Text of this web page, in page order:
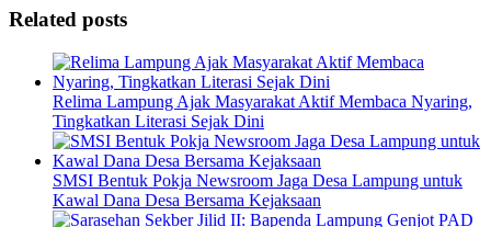
Related posts
Relima Lampung Ajak Masyarakat Aktif Membaca Nyaring,
Tingkatkan Literasi Sejak Dini
SMSI Bentuk Pokja Newsroom Jaga Desa Lampung untuk
Kawal Dana Desa Bersama Kejaksaan